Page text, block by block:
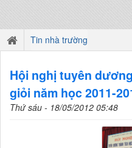
Tin nhà trường
Hội nghị tuyên
giỏi năm học 2011-
Thứ sáu - 18/05/2012 05:48